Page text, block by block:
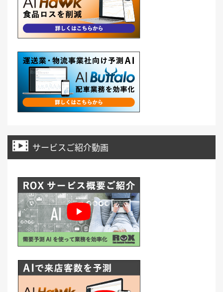
サービスご紹介動画